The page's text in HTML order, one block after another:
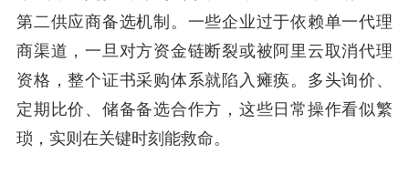
第二供应商备选机制。一些企业过于依赖单一代理
商渠道，一旦对方资金链断裂或被阿里云取消代理
资格，整个证书采购体系就陷入瘫痪。多头询价、
定期比价、储备备选合作方，这些日常操作看似繁
琐，实则在关键时刻能救命。